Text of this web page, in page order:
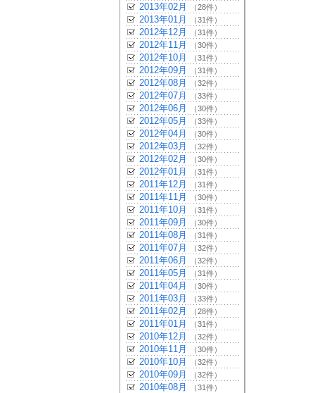
2013年02月 （28件）
2013年01月 （31件）
2012年12月 （31件）
2012年11月 （30件）
2012年10月 （31件）
2012年09月 （31件）
2012年08月 （32件）
2012年07月 （33件）
2012年06月 （30件）
2012年05月 （33件）
2012年04月 （30件）
2012年03月 （32件）
2012年02月 （30件）
2012年01月 （31件）
2011年12月 （31件）
2011年11月 （30件）
2011年10月 （31件）
2011年09月 （30件）
2011年08月 （31件）
2011年07月 （32件）
2011年06月 （32件）
2011年05月 （31件）
2011年04月 （30件）
2011年03月 （33件）
2011年02月 （28件）
2011年01月 （31件）
2010年12月 （32件）
2010年11月 （30件）
2010年10月 （32件）
2010年09月 （32件）
2010年08月 （31件）